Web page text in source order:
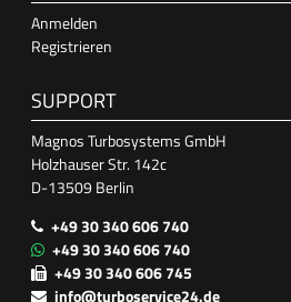
Anmelden
Registrieren
SUPPORT
Magnos Turbosystems GmbH
Holzhauser Str. 142c
D-13509 Berlin
+49 30 340 606 740
+49 30 340 606 740
+49 30 340 606 745
info@turboservice24.de